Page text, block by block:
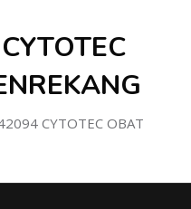
CYTOTEC OBAT